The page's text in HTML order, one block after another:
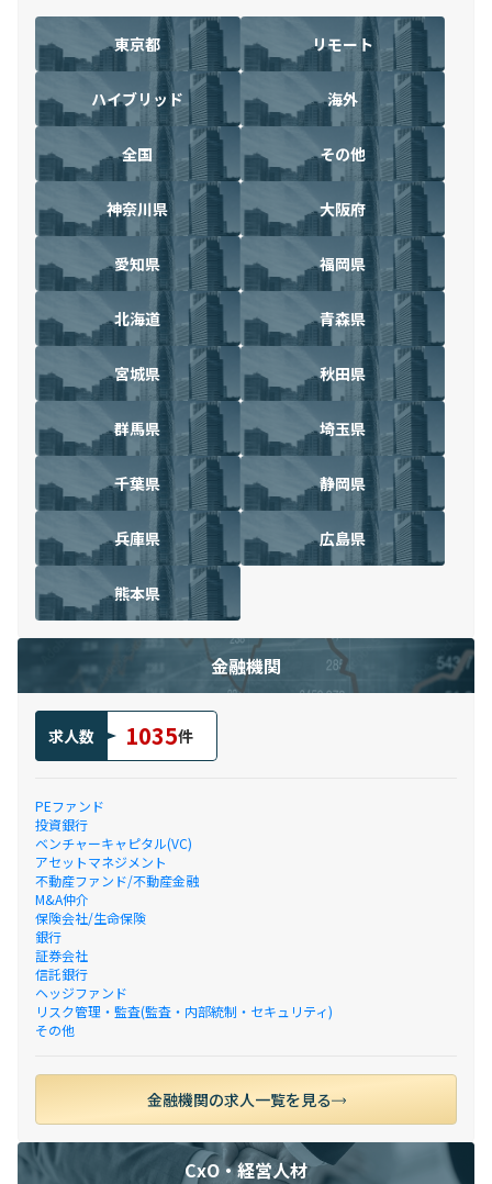
東京都 リモート
ハイブリッド 海外
全国 その他
神奈川県 大阪府
愛知県 福岡県
北海道 青森県
宮城県 秋田県
群馬県 埼玉県
千葉県 静岡県
兵庫県 広島県
熊本県
金融機関
求人数 1035件
PEファンド
投資銀行
ベンチャーキャピタル(VC)
アセットマネジメント
不動産ファンド/不動産金融
M&A仲介
保険会社/生命保険
銀行
証券会社
信託銀行
ヘッジファンド
リスク管理・監査(監査・内部統制・セキュリティ)
その他
金融機関の求人一覧を見る
CxO・経営人材